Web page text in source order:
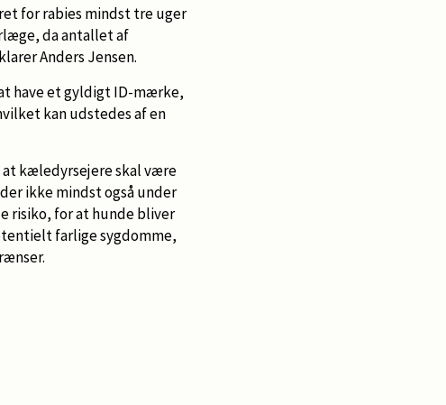
for rabies mindst tre uger
da antallet af
Anders Jensen.
have et gyldigt ID-mærke,
kan udstedes af en
at kæledyrsejere skal være
ikke mindst også under
risiko, for at hunde bliver
farlige sygdomme,